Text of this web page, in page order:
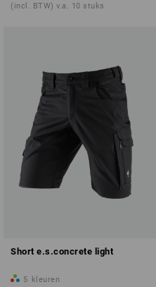
(incl. BTW) v.a. 10 stuks
Short e.s.concrete light
5 kleuren